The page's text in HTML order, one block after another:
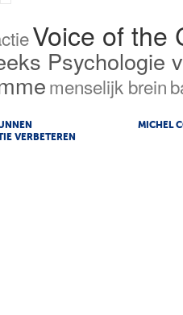
Voice of the
Psychologie
menselijk brein
VERBETEREN
MICHEL